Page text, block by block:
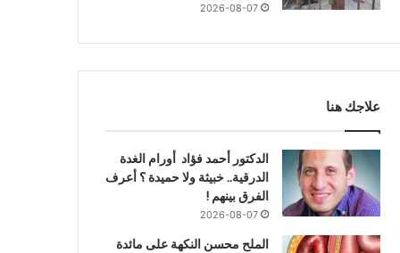
2026-08-07
علاجك هنا
الدكتور أحمد فؤاد أورام الغدة
الدرقية.. خبيثة ولا حميدة ؟ أعرف
الفرق بينهم !
2026-08-07
الملح محسن النكهة على مائدة